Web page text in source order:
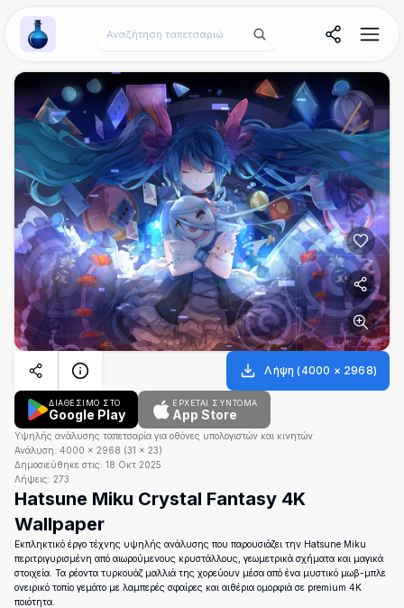
Wallpaper Alchemy
Λήψη (4000 × 2968)
ΔΙΑΘΕΣΙΜΟ ΣΤΟ
Google Play
ΈΡΧΕΤΑΙ ΣΎΝΤΟΜΑ
App Store
Υψηλής ανάλυσης ταπετσαρία για οθόνες υπολογιστών και κινητών
Ανάλυση: 4000 × 2968 (31 × 23)
Δημοσιεύθηκε στις: 18 Οκτ 2025
Λήψεις: 273
Hatsune Miku Crystal Fantasy 4K
Wallpaper
Εκπληκτικό έργο τέχνης υψηλής ανάλυσης που παρουσιάζει την Hatsune Miku
περιτριγυρισμένη από αιωρούμενους κρυστάλλους, γεωμετρικά σχήματα και μαγικά
στοιχεία. Τα ρέοντα τυρκουάζ μαλλιά της χορεύουν μέσα από ένα μυστικό μωβ-μπλε
ονειρικό τοπίο γεμάτο με λαμπερές σφαίρες και αιθέρια ομορφιά σε premium 4K
ποιότητα.